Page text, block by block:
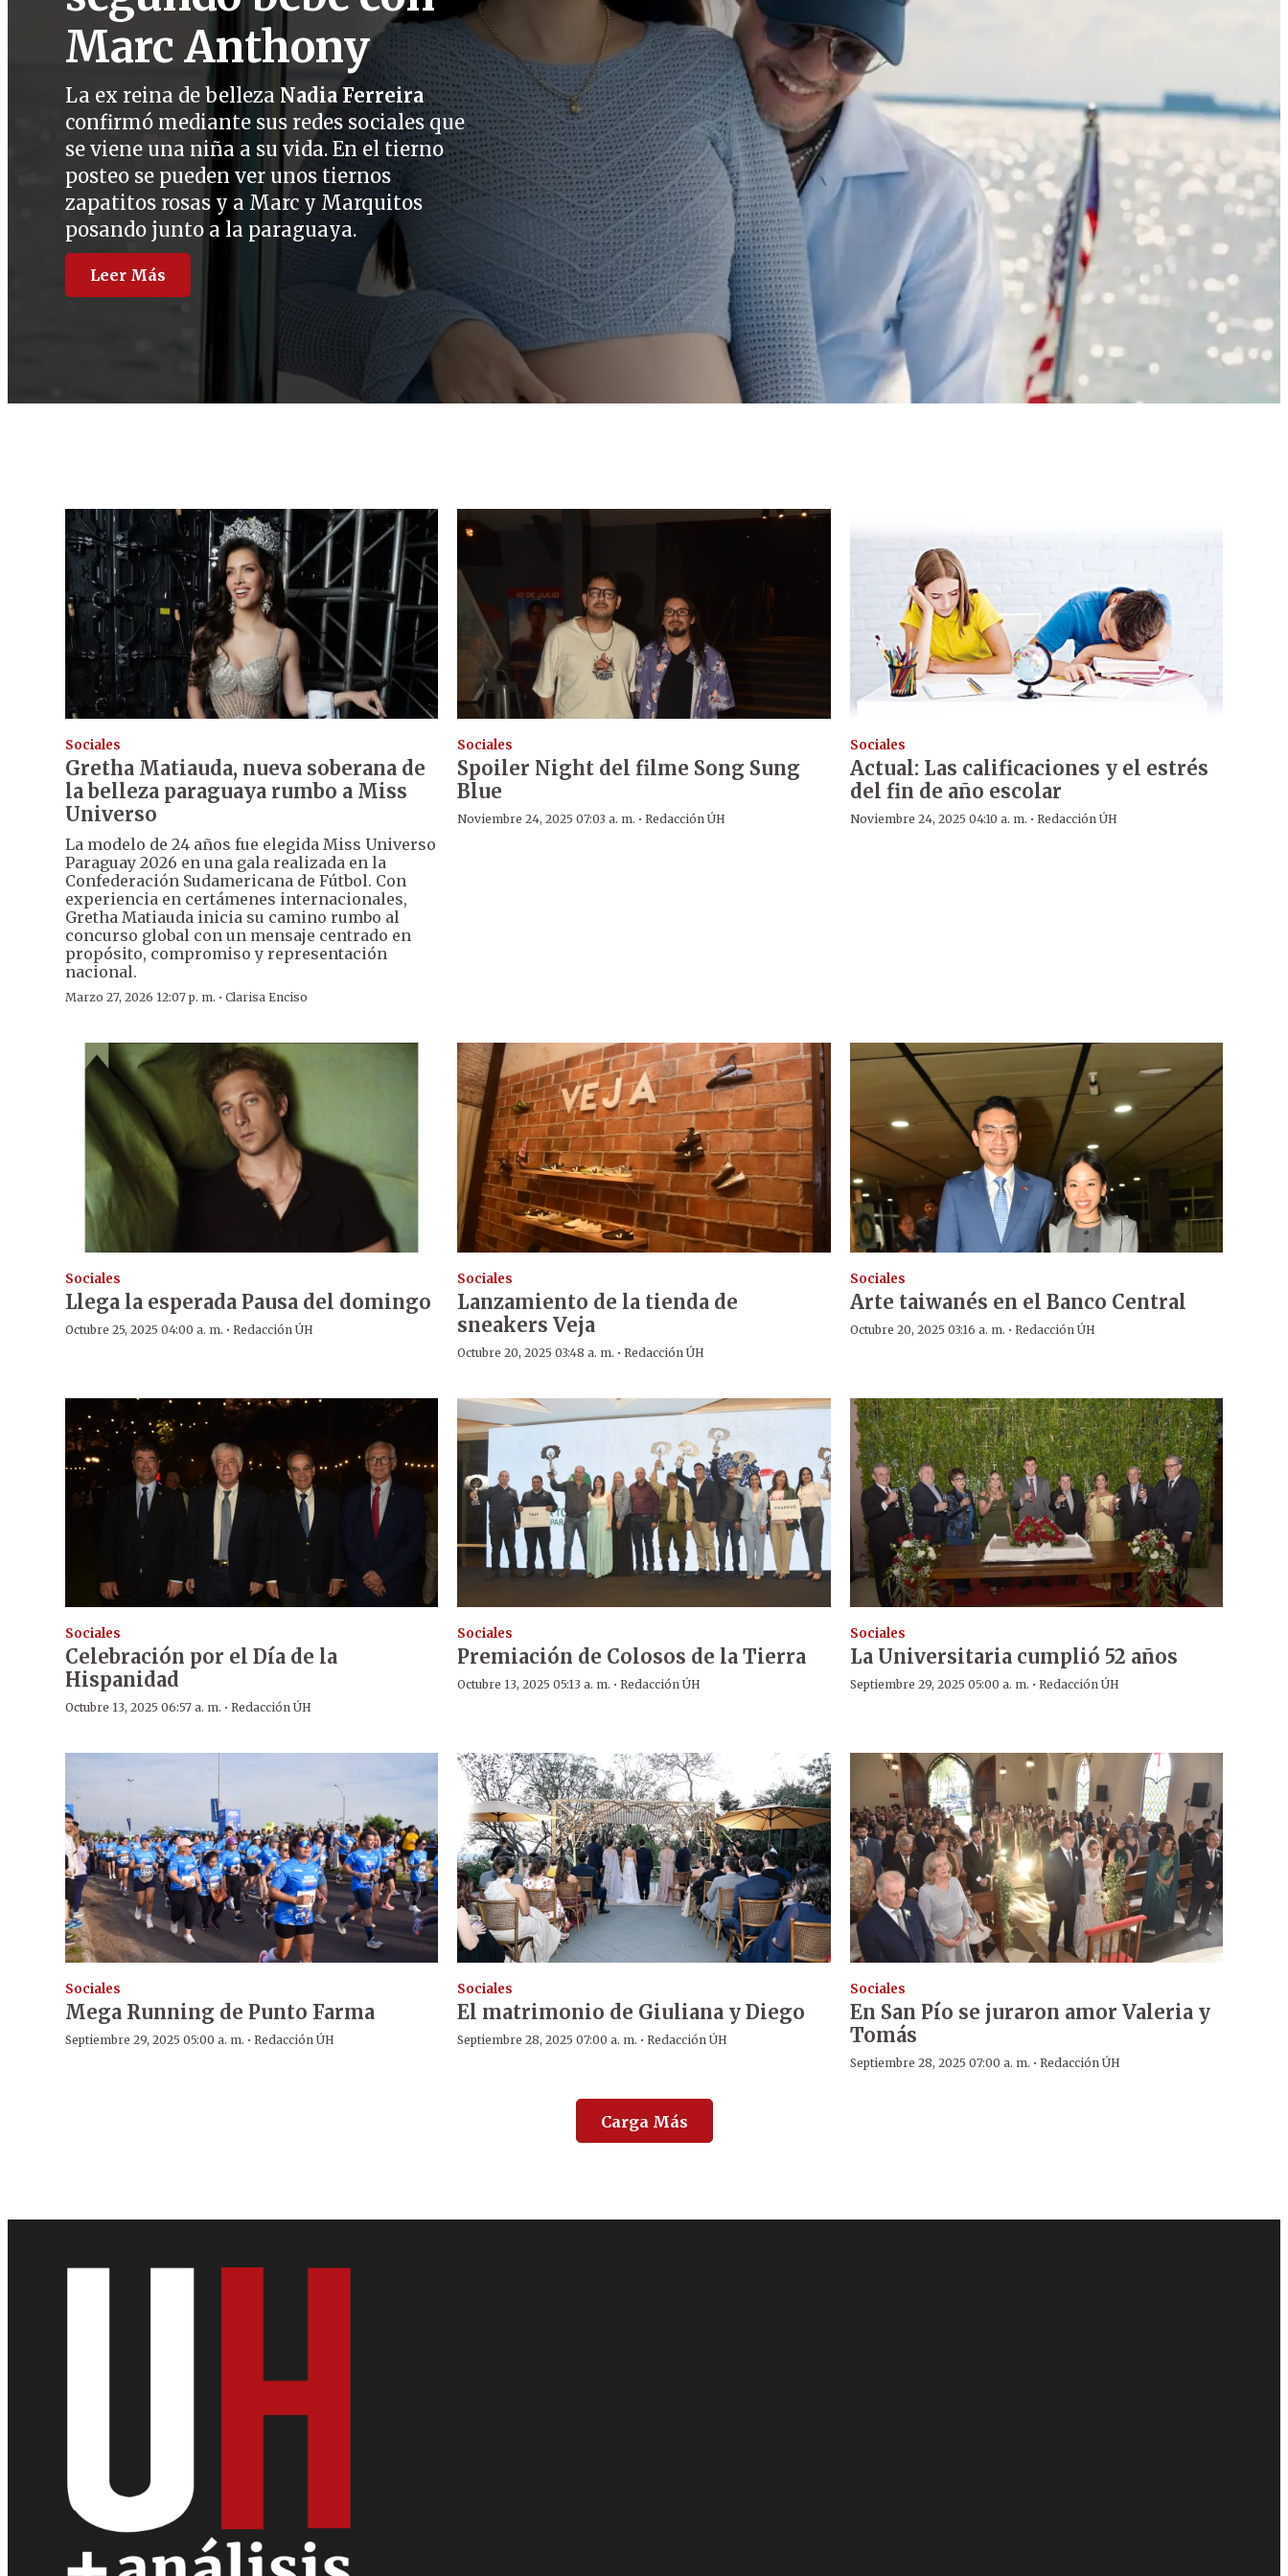
Marc Anthony
La ex reina de belleza Nadia Ferreira
confirmó mediante sus redes sociales que
se viene una niña a su vida. En el tierno
posteo se pueden ver unos tiernos
zapatitos rosas y a Marc y Marquitos
posando junto a la paraguaya.
Leer Más
Sociales
Gretha Matiauda, nueva soberana de
la belleza paraguaya rumbo a Miss
Universo
La modelo de 24 años fue elegida Miss Universo
Paraguay 2026 en una gala realizada en la
Confederación Sudamericana de Fútbol. Con
experiencia en certámenes internacionales,
Gretha Matiauda inicia su camino rumbo al
concurso global con un mensaje centrado en
propósito, compromiso y representación
nacional.
Marzo 27, 2026 12:07 p. m. · Clarisa Enciso
Sociales
Spoiler Night del filme Song Sung
Blue
Noviembre 24, 2025 07:03 a. m. ·Redacción ÚH
Sociales
Actual: Las calificaciones y el estrés
del fin de año escolar
Noviembre 24, 2025 04:10 a. m. · Redacción ÚH
Sociales
Llega la esperada Pausa del domingo
Octubre 25, 2025 04:00 a. m. · Redacción ÚH
Sociales
Lanzamiento de la tienda de
sneakers Veja
Octubre 20, 2025 03:48 a. m. ·Redacción ÚH
Sociales
Arte taiwanés en el Banco Central
Octubre 20, 2025 03:16 a. m. · Redacción ÚH
Sociales
Celebración por el Día de la
Hispanidad
Octubre 13, 2025 06:57 a. m. · Redacción ÚH
Sociales
Premiación de Colosos de la Tierra
Octubre 13, 2025 05:13 a. m. ·Redacción ÚH
Sociales
La Universitaria cumplió 52 años
Septiembre 29, 2025 05:00 a. m. · Redacción ÚH
Sociales
Mega Running de Punto Farma
Septiembre 29, 2025 05:00 a. m. · Redacción ÚH
Sociales
El matrimonio de Giuliana y Diego
Septiembre 28, 2025 07:00 a. m. ·Redacción ÚH
Sociales
En San Pío se juraron amor Valeria y
Tomás
Septiembre 28, 2025 07:00 a. m. · Redacción ÚH
Carga Más